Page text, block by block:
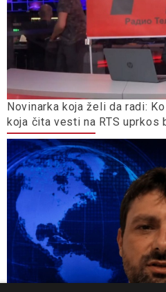
Novinarka koja želi da radi:
koja čita vesti na RTS uprkos